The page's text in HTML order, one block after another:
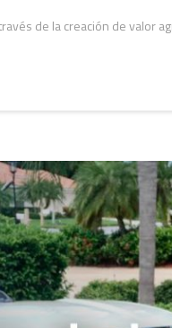
de la creación de valor